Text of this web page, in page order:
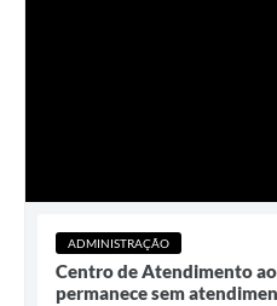
ADMINISTRAÇÃO
Centro de Atendimento
permanece sem